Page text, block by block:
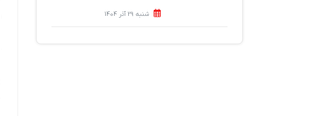
شنبه 29 آذر 1404